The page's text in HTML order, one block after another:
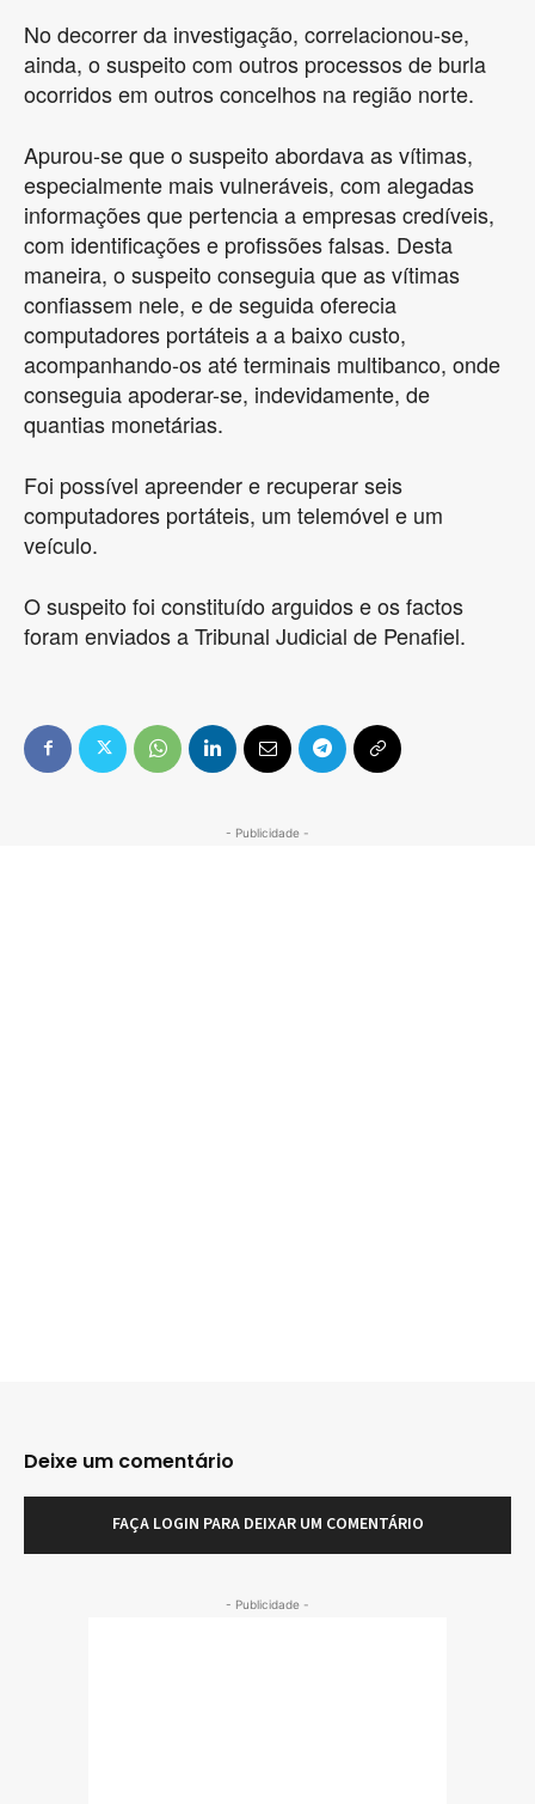
No decorrer da investigação, correlacionou-se,
ainda, o suspeito com outros processos de burla
ocorridos em outros concelhos na região norte.
Apurou-se que o suspeito abordava as vítimas,
especialmente mais vulneráveis, com alegadas
informações que pertencia a empresas credíveis,
com identificações e profissões falsas. Desta
maneira, o suspeito conseguia que as vítimas
confiassem nele, e de seguida oferecia
computadores portáteis a a baixo custo,
acompanhando-os até terminais multibanco, onde
conseguia apoderar-se, indevidamente, de
quantias monetárias.
Foi possível apreender e recuperar seis
computadores portáteis, um telemóvel e um
veículo.
O suspeito foi constituído arguidos e os factos
foram enviados a Tribunal Judicial de Penafiel.
- Publicidade -
Deixe um comentário
FAÇA LOGIN PARA DEIXAR UM COMENTÁRIO
- Publicidade -